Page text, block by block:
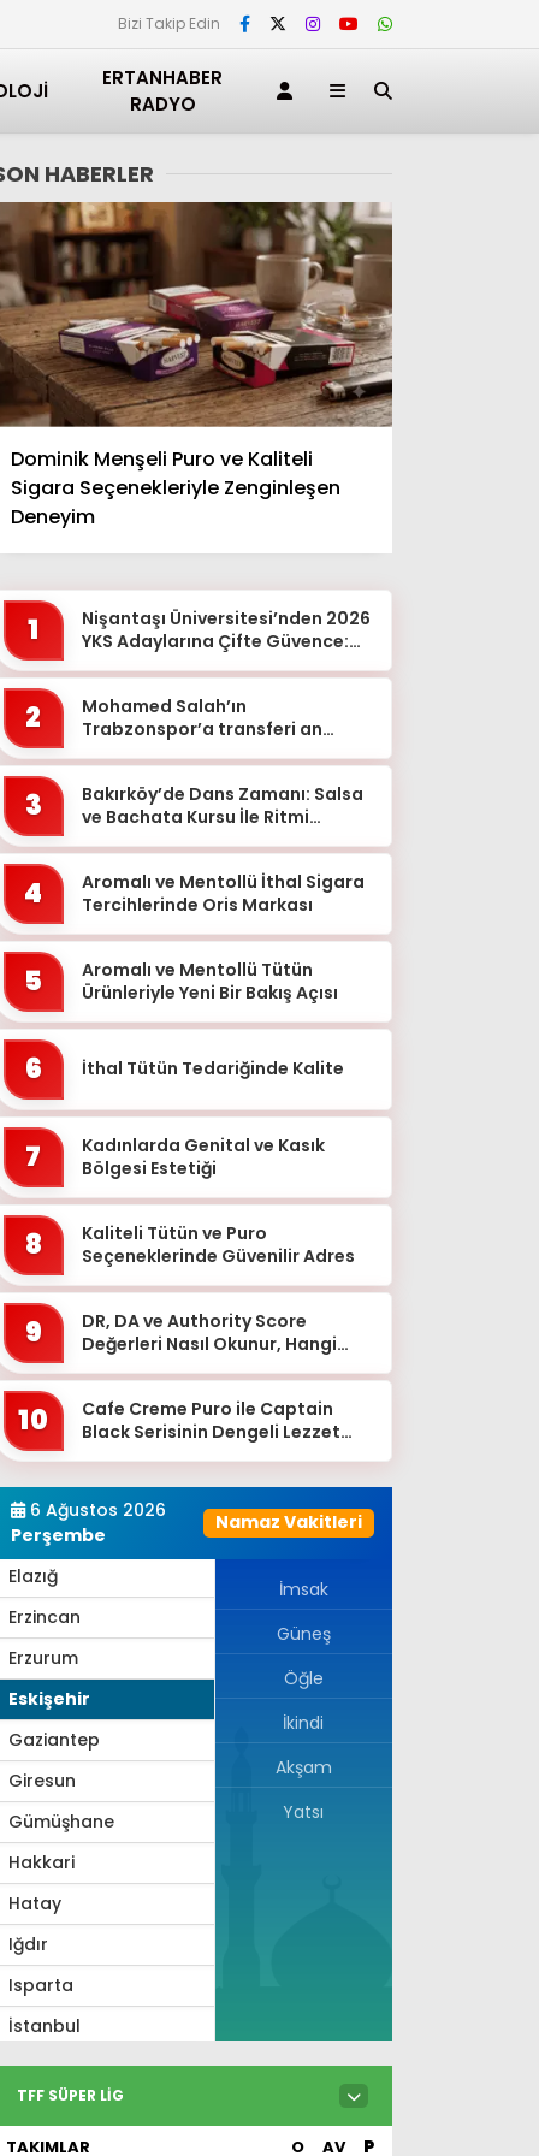
Bizi Takip Edin
ERTANHABER
RADYO
HABERLER
Dominik Menşeli Puro ve Kaliteli
Sigara Seçenekleriyle Zenginleşen
Deneyim
1
Nişantaşı Üniversitesi’nden 2026
YKS Adaylarına Çifte Güvence:
2
Mohamed Salah’ın
Trabzonspor’a transferi an
3
Bakırköy’de Dans Zamanı: Salsa
ve Bachata Kursu İle Ritmi
4
Aromalı ve Mentollü İthal Sigara
Tercihlerinde Oris Markası
5
Aromalı ve Mentollü Tütün
Ürünleriyle Yeni Bir Bakış Açısı
6 İthal Tütün Tedariğinde Kalite
7
Kadınlarda Genital ve Kasık
Bölgesi Estetiği
8
Kaliteli Tütün ve Puro
Seçeneklerinde Güvenilir Adres
9
DR, DA ve Authority Score
Değerleri Nasıl Okunur, Hangi
10
Cafe Creme Puro ile Captain
Black Serisinin Dengeli Lezzet
6 Ağustos 2026
Perşembe
Namaz Vakitleri
Adana
Adıyaman
Afyonkarahisar
Ağrı
Aksaray
Amasya
Ankara
Antalya
Ardahan
Artvin
Aydın
Balıkesir
Bartın
Batman
Bayburt
Bilecik
Bingöl
Bitlis
Bolu
Burdur
Bursa
Çanakkale
Çankırı
Çorum
Denizli
Diyarbakır
Düzce
Edirne
Elazığ
Erzincan
Erzurum
Eskişehir
Gaziantep
Giresun
Gümüşhane
Hakkari
Hatay
Iğdır
Isparta
İstanbul
İzmir
Kahramanmaraş
Karabük
İmsak
Güneş
Öğle
İkindi
Akşam
Yatsı
TFF SÜPER LIG
TAKIMLAR O AV P